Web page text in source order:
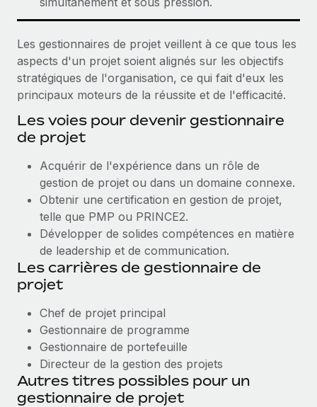
Les gestionnaires de projet veillent à ce que tous les
aspects d'un projet soient alignés sur les objectifs
stratégiques de l'organisation, ce qui fait d'eux les
principaux moteurs de la réussite et de l'efficacité.
Les voies pour devenir gestionnaire
de projet
Acquérir de l'expérience dans un rôle de
gestion de projet ou dans un domaine connexe.
Obtenir une certification en gestion de projet,
telle que PMP ou PRINCE2.
Développer de solides compétences en matière
de leadership et de communication.
Les carrières de gestionnaire de
projet
Chef de projet principal
Gestionnaire de programme
Gestionnaire de portefeuille
Directeur de la gestion des projets
Autres titres possibles pour un
gestionnaire de projet